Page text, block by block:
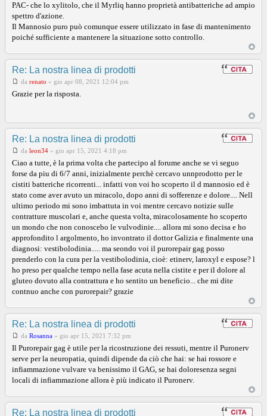
PAC- che lo xylitolo, che il Myrliq hanno proprietà antibatteriche ad ampio
spettro d'azione.
Il Mannosio puro può comunque essere utilizzato in fase di mantenimento
poiché sufficiente a mantenere la situazione sotto controllo.
Re: La nostra linea di prodotti
da renato » gio apr 08, 2021 12:04 pm
Grazie per la risposta.
Re: La nostra linea di prodotti
da leon34 » gio apr 15, 2021 4:18 pm
Ciao a tutte, è la prima volta che partecipo al forume anche se vi seguo
forse da piu di 6/7 anni, inizialmente perchè cercavo unnprodotto per le
cistiti batteriche ricorrenti... infatti von voi ho scoperto il d mannosio ed è
stato come aver avuto un miracolo, dopo anni di sofferenze e dolore.... Nell
ultimo periodo mi sono imbattuta in voi mentre cercavo notizie sulle
contratture muscolari e, anche questa volta, miracolosamente ho scoperto
un mondo che non conoscebo le vulvodinie.... allora mi sono decisa e ho
approfondito l argolmento, ho invontrato il dottor Galizia e finalmente una
diagnosi: vestibolodinia..... ma seondo voi il purorepair gag posso
prenderlo con la cura per la vestibolodinia, cioè: etinerv, laroxyl e espose? l
ho preso per qualche tempo nella fase acuta nella cistite e per il dolore al
gluteo dovuto alla contrattura e ho sentito un beneficio... che mi dite
contnuo anche con purorepair? grazie
Re: La nostra linea di prodotti
da Rosanna » gio apr 15, 2021 7:32 pm
Il Purorepair gag è utile per la ricostruzione dei ressuti, mentre il Puronerv
serve per la neuropatia, quindi dipende da ciò che hai: se hai rossore e
infiammazione vulvare va benissimo il GAG, se hai doloresenza segni
locali di infiammazione allora è più indicato il Puronerv.
Re: La nostra linea di prodotti